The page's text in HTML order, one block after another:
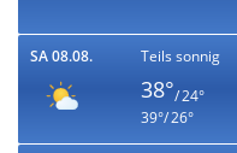
SA 08.08. Teils sonnig
38°/ 24°
39°/ 26°